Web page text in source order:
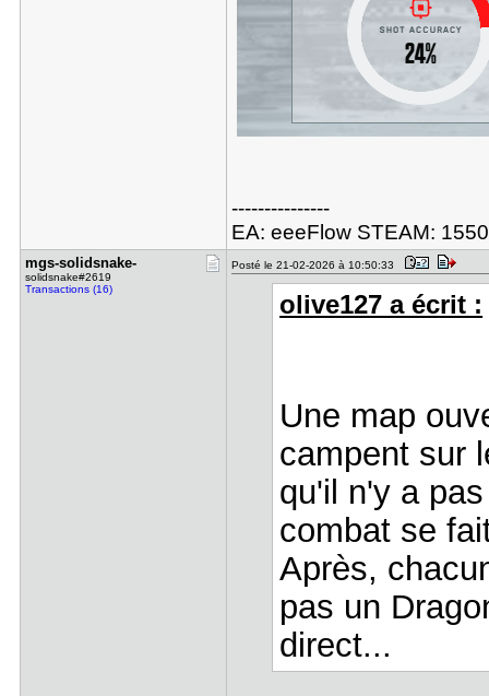
---------------
EA: eeeFlow STEAM:
mgs-solids​nake-
solidsnake#2619
Transactions (16)
Posté le 21-02-2026 à 10:50:33
olive127 a écrit :
Une map
campent sur
qu'il n'y a
combat se
Après,
pas un
direct...